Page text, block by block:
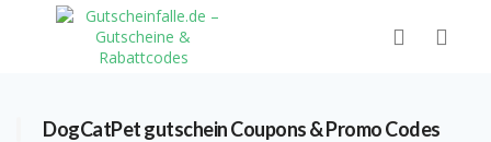
DogCatPet gutscheinCoupons & Promo Codes